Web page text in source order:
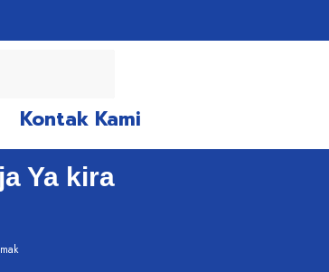
Kontak Kami
Ya kira